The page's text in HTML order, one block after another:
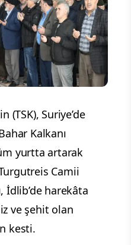
(TSK), Suriye’de
Kalkanı
yurtta artarak
Camii
İdlib’de harekâta
ve şehit olan
kesti.